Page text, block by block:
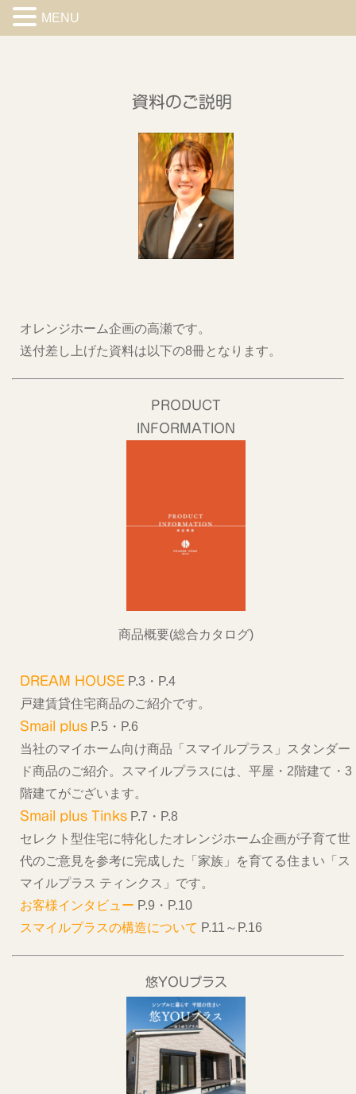
資料のご説明
オレンジホーム企画の高瀬です。
送付差し上げた資料は以下の8冊となります。
PRODUCT
INFORMATION
商品概要(総合カタログ)
DREAM HOUSE P.3・P.4
戸建賃貸住宅商品のご紹介です。
Smail plus P.5・P.6
当社のマイホーム向け商品「スマイルプラス」スタンダー
ド商品のご紹介。スマイルプラスには、平屋・2階建て・3
階建てがございます。
Smail plus Tinks P.7・P.8
セレクト型住宅に特化したオレンジホーム企画が子育て世
代のご意見を参考に完成した「家族」を育てる住まい「ス
マイルプラス ティンクス」です。
お客様インタビュー P.9・P.10
スマイルプラスの構造について P.11～P.16
悠YOUプラス
MENU